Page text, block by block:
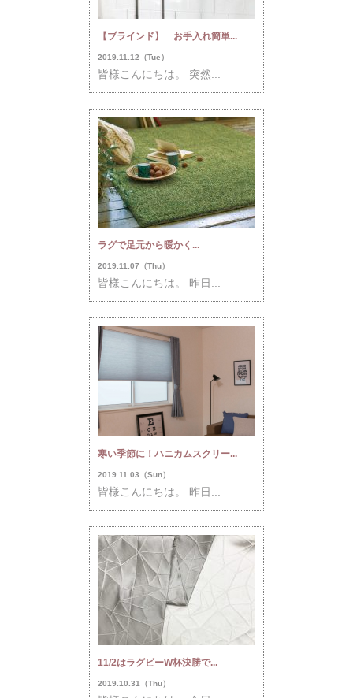
【ブラインド】 お手入れ簡単...
2019.11.12（Tue）
皆様こんにちは。 突然...
ラグで足元から暖かく...
2019.11.07（Thu）
皆様こんにちは。 昨日...
寒い季節に！ハニカムスクリー...
2019.11.03（Sun）
皆様こんにちは。 昨日...
11/2はラグビーW杯決勝で...
2019.10.31（Thu）